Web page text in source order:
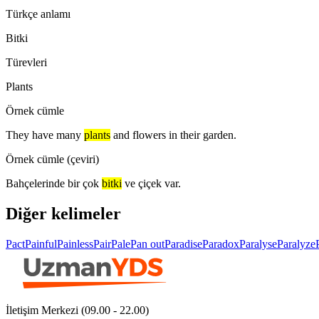
Türkçe anlamı
Bitki
Türevleri
Plants
Örnek cümle
They have many plants and flowers in their garden.
Örnek cümle (çeviri)
Bahçelerinde bir çok bitki ve çiçek var.
Diğer kelimeler
PactPainfulPainlessPairPalePan outParadiseParadoxParalyseParalyze
İletişim Merkezi (09.00 - 22.00)